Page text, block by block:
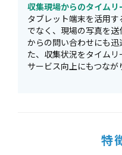
収集現場からのタイムリ
タブレット端末を活用
でなく、現場の写真を
からの問い合わせにも
た、収集状況をタイム
サービス向上にもつなが
特